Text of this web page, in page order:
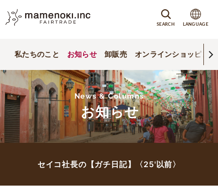
SEARCH LANGUAGE
私たちのこと お知らせ 卸販売 オンラインショッピング
News & Columns
お知らせ
セイコ社長の【ガチ日記】〈25'以前〉